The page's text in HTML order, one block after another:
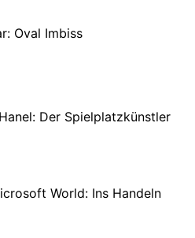
Oval Imbiss
Der Spielplatzkünstler
World: Ins Handeln